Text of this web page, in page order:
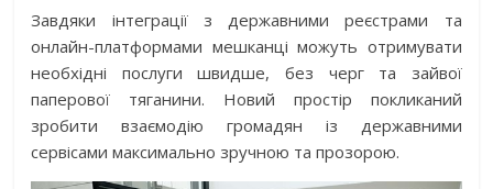
Завдяки інтеграції з державними реєстрами та
онлайн-платформами мешканці можуть отримувати
необхідні послуги швидше, без черг та зайвої
паперової тяганини. Новий простір покликаний
зробити взаємодію громадян із державними
сервісами максимально зручною та прозорою.